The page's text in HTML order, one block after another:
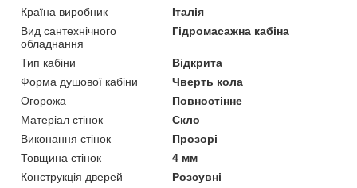
Країна виробник
Італія
Вид сантехнічного
обладнання
Гідромасажна кабіна
Тип кабіни
Відкрита
Форма душової кабіни
Чверть кола
Огорожа
Повностінне
Матеріал стінок
Скло
Виконання стінок
Прозорі
Товщина стінок
4 мм
Конструкція дверей
Розсувні